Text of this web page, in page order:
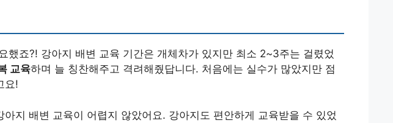
했죠?! 강아지 배변 교육 기간은 개체차가 있지만 최소 2~3주는 걸렸었
교육하며 늘 칭찬해주고 격려해줬답니다. 처음에는 실수가 많았지만 점
요!
아지 배변 교육이 어렵지 않았어요. 강아지도 편안하게 교육받을 수 있었